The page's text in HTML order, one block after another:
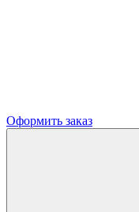
Оформить заказ